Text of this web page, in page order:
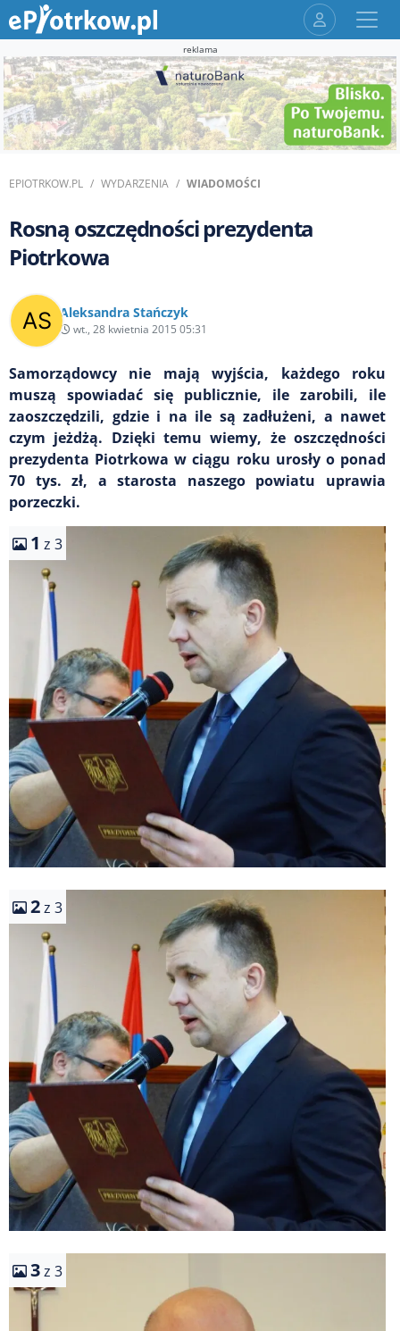
reklama
EPIOTRKOW.PL WYDARZENIA WIADOMOŚCI
Rosną oszczędności prezydenta
Piotrkowa
Aleksandra Stańczyk
wt., 28 kwietnia 2015 05:31
Samorządowcy nie mają wyjścia, każdego roku
muszą spowiadać się publicznie, ile zarobili, ile
zaoszczędzili, gdzie i na ile są zadłużeni, a nawet
czym jeżdżą. Dzięki temu wiemy, że oszczędności
prezydenta Piotrkowa w ciągu roku urosły o ponad
70 tys. zł, a starosta naszego powiatu uprawia
porzeczki.
1 z 3
2z 3
3z 3